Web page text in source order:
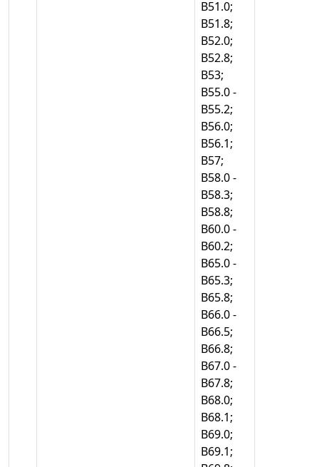
В51.0;
В51.8;
В52.0;
В52.8;
В53;
В55.0 -
В55.2;
В56.0;
В56.1;
В57;
В58.0 -
В58.3;
В58.8;
В60.0 -
В60.2;
В65.0 -
В65.3;
В65.8;
В66.0 -
В66.5;
В66.8;
В67.0 -
В67.8;
В68.0;
В68.1;
В69.0;
В69.1;